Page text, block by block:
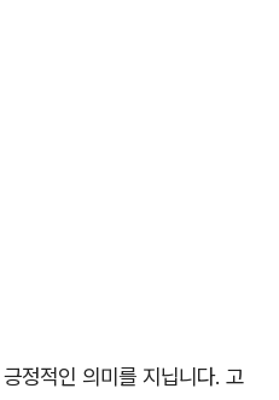
정적인 의미를 지닙니다. 고